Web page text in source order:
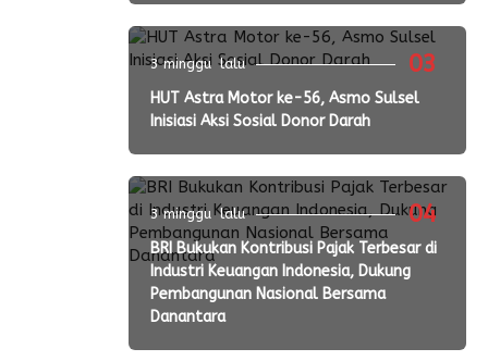
03
3 minggu lalu
HUT Astra Motor ke-56, Asmo Sulsel
Inisiasi Aksi Sosial Donor Darah
04
3 minggu lalu
BRI Bukukan Kontribusi Pajak Terbesar di
Industri Keuangan Indonesia, Dukung
Pembangunan Nasional Bersama
Danantara